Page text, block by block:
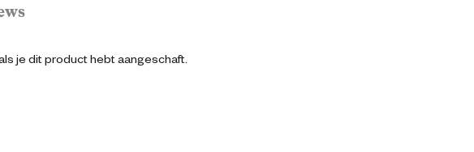
je dit product hebt aangeschaft.